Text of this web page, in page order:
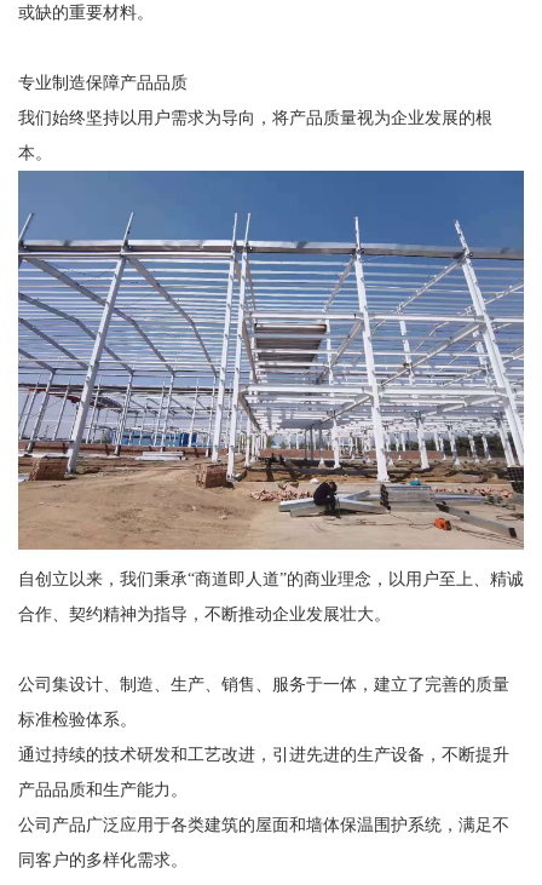
或缺的重要材料。
专业制造保障产品品质
我们始终坚持以用户需求为导向，将产品质量视为企业发展的根
本。
自创立以来，我们秉承“商道即人道”的商业理念，以用户至上、精诚
合作、契约精神为指导，不断推动企业发展壮大。
公司集设计、制造、生产、销售、服务于一体，建立了完善的质量
标准检验体系。
通过持续的技术研发和工艺改进，引进先进的生产设备，不断提升
产品品质和生产能力。
公司产品广泛应用于各类建筑的屋面和墙体保温围护系统，满足不
同客户的多样化需求。